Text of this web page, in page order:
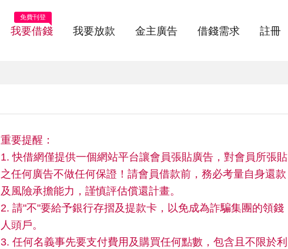
我要借錢
免費刊登
我要放款 金主廣告 借錢需求 註冊
重要提醒：
1. 快借網僅提供一個網站平台讓會員張貼廣告，對會員所張貼
之任何廣告不做任何保證！請會員借款前，務必考量自身還款
及風險承擔能力，謹慎評估償還計畫。
2. 請"不"要給予銀行存摺及提款卡，以免成為詐騙集團的領錢
人頭戶。
3. 任何名義事先要支付費用及購買任何點數，包含且不限於利